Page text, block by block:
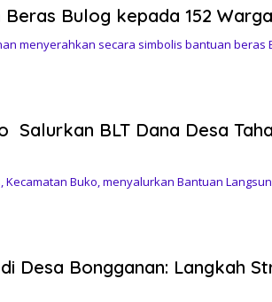
Bulog kepada 152 Warga
menyerahkan secara simbolis bantuan beras
Salurkan BLT Dana Desa
Buko, menyalurkan Bantuan
Desa Bongganan: Langkah